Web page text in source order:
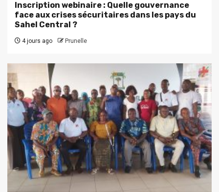
Inscription webinaire : Quelle gouvernance
face aux crises sécuritaires dans les pays du
Sahel Central ?
4 jours ago Prunelle